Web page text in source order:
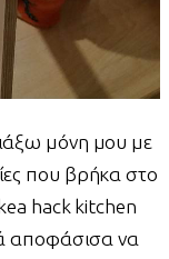
μόνη μου με
που βρήκα στο
hack kitchen
αποφάσισα να